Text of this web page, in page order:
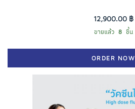
12,900.00 ฿
ขายแล้ว 8 ชิ้น
ORDER NOW